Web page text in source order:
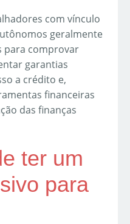
com vínculo
geralmente
para comprovar
garantias
a crédito e,
financeiras
das finanças
ter um
para